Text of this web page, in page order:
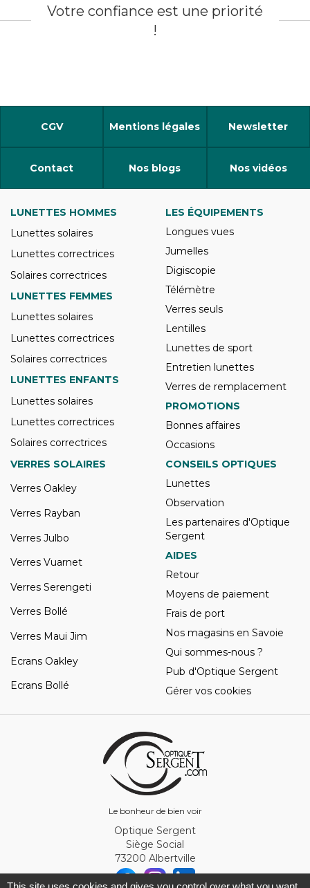
Votre confiance est une priorité
!
CGV Mentions légales Newsletter
Contact Nos blogs Nos vidéos
Le bonheur de bien voir
LUNETTES HOMMES
Lunettes solaires
Lunettes correctrices
Solaires correctrices
LUNETTES FEMMES
Lunettes solaires
Lunettes correctrices
Solaires correctrices
LUNETTES ENFANTS
Lunettes solaires
Lunettes correctrices
Solaires correctrices
LES ÉQUIPEMENTS
Longues vues
Jumelles
Digiscopie
Télémètre
Verres seuls
Lentilles
Lunettes de sport
Entretien lunettes
Verres de remplacement
PROMOTIONS
Bonnes affaires
Occasions
VERRES SOLAIRES
Verres Oakley
Verres Rayban
Verres Julbo
Verres Vuarnet
Verres Serengeti
Verres Bollé
Verres Maui Jim
Ecrans Oakley
Ecrans Bollé
CONSEILS OPTIQUES
Lunettes
Observation
Les partenaires d'Optique
Sergent
AIDES
Retour
Moyens de paiement
Frais de port
Nos magasins en Savoie
Qui sommes-nous ?
Pub d'Optique Sergent
Gérer vos cookies
Optique Sergent
Siège Social
73200 Albertville